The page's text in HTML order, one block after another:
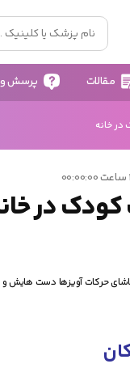
مقالات پرسش و
در خانه
کودک در
حرکات آویزها دست هایش